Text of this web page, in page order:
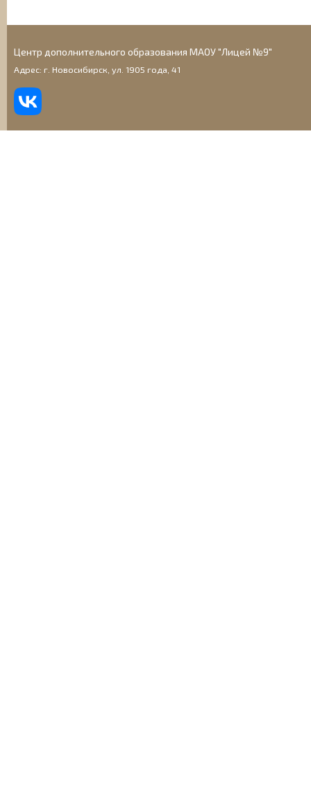
Центр дополнительного образования МАОУ "Лицей №9"
Адрес: г. Новосибирск, ул. 1905 года, 41